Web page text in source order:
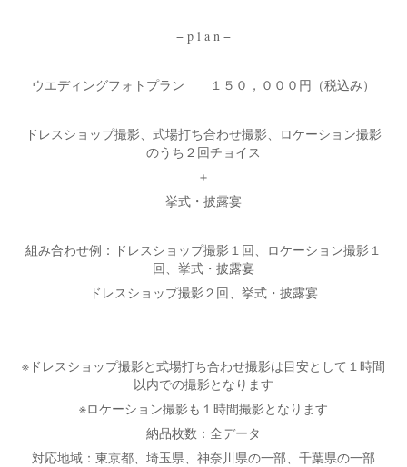
− p l a n −
ウエディングフォトプラン １５０，０００円（税込み）
ドレスショップ撮影、式場打ち合わせ撮影、ロケーション撮影
のうち２回チョイス
＋
挙式・披露宴
組み合わせ例：ドレスショップ撮影１回、ロケーション撮影１
回、挙式・披露宴
ドレスショップ撮影２回、挙式・披露宴
※ドレスショップ撮影と式場打ち合わせ撮影は目安として１時間
以内での撮影となります
※ロケーション撮影も１時間撮影となります
納品枚数：全データ
対応地域：東京都、埼玉県、神奈川県の一部、千葉県の一部